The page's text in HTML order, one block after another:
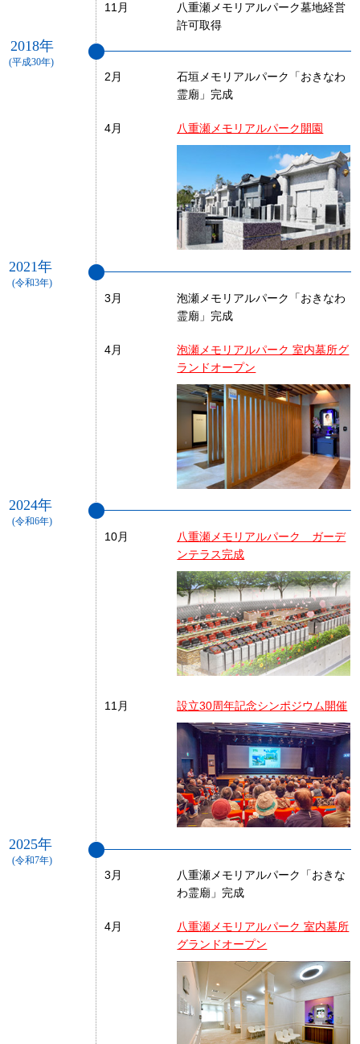
11月
八重瀬メモリアルパーク墓地経営
許可取得
2018年
(平成30年)
2月
石垣メモリアルパーク「おきなわ
霊廟」完成
4月 八重瀬メモリアルパーク開園
2021年
(令和3年)
3月
泡瀬メモリアルパーク「おきなわ
霊廟」完成
4月
泡瀬メモリアルパーク 室内墓所グ
ランドオープン
2024年
(令和6年)
10月
八重瀬メモリアルパーク ガーデ
ンテラス完成
11月 設立30周年記念シンポジウム開催
2025年
(令和7年)
3月
八重瀬メモリアルパーク「おきな
わ霊廟」完成
4月
八重瀬メモリアルパーク 室内墓所
グランドオープン